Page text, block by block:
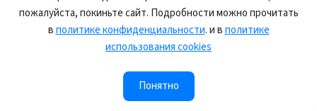
пожалуйста, покиньте сайт. Подробности можно прочитать
вполитике конфиденциальности. и вполитике
использования cookies
Понятно
Правила пользования сайтом
конфиденциальности
Соглашение на обработку